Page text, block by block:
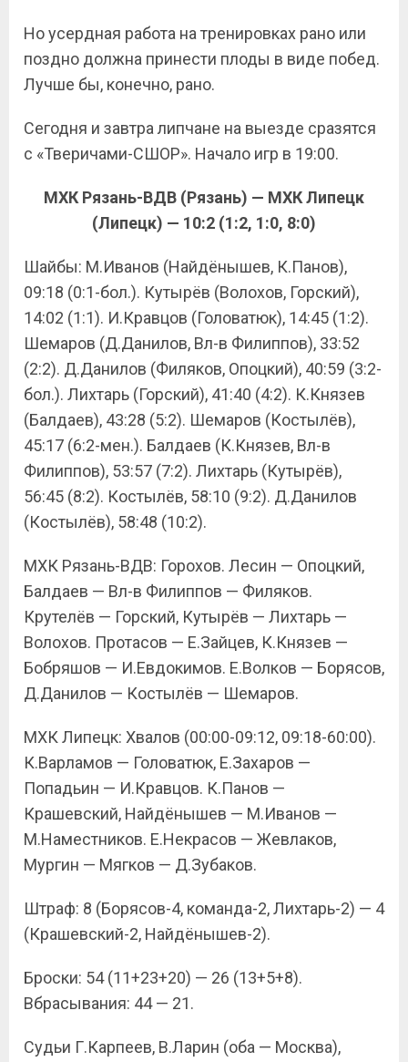
Но усердная работа на тренировках рано или
поздно должна принести плоды в виде побед.
Лучше бы, конечно, рано.
Сегодня и завтра липчане на выезде сразятся
с «Тверичами-СШОР». Начало игр в 19:00.
МХК Рязань-ВДВ (Рязань) — МХК Липецк
(Липецк) — 10:2 (1:2, 1:0, 8:0)
Шайбы: М.Иванов (Найдёнышев, К.Панов),
09:18 (0:1-бол.). Кутырёв (Волохов, Горский),
14:02 (1:1). И.Кравцов (Головатюк), 14:45 (1:2).
Шемаров (Д.Данилов, Вл-в Филиппов), 33:52
(2:2). Д.Данилов (Филяков, Опоцкий), 40:59 (3:2-
бол.). Лихтарь (Горский), 41:40 (4:2). К.Князев
(Балдаев), 43:28 (5:2). Шемаров (Костылёв),
45:17 (6:2-мен.). Балдаев (К.Князев, Вл-в
Филиппов), 53:57 (7:2). Лихтарь (Кутырёв),
56:45 (8:2). Костылёв, 58:10 (9:2). Д.Данилов
(Костылёв), 58:48 (10:2).
МХК Рязань-ВДВ: Горохов. Лесин — Опоцкий,
Балдаев — Вл-в Филиппов — Филяков.
Крутелёв — Горский, Кутырёв — Лихтарь —
Волохов. Протасов — Е.Зайцев, К.Князев —
Бобряшов — И.Евдокимов. Е.Волков — Борясов,
Д.Данилов — Костылёв — Шемаров.
МХК Липецк: Хвалов (00:00-09:12, 09:18-60:00).
К.Варламов — Головатюк, Е.Захаров —
Попадьин — И.Кравцов. К.Панов —
Крашевский, Найдёнышев — М.Иванов —
М.Наместников. Е.Некрасов — Жевлаков,
Мургин — Мягков — Д.Зубаков.
Штраф: 8 (Борясов-4, команда-2, Лихтарь-2) — 4
(Крашевский-2, Найдёнышев-2).
Броски: 54 (11+23+20) — 26 (13+5+8).
Вбрасывания: 44 — 21.
Судьи Г.Карпеев, В.Ларин (оба — Москва),